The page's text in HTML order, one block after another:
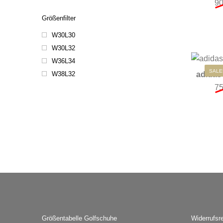
Größenfilter
W30L30
W30L32
W36L34
W38L32
SALE!
adidas
Größentabelle Golfschuhe